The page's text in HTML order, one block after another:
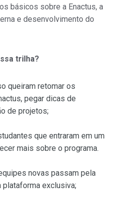
básicos sobre a Enactus, a
e desenvolvimento do
trilha?
queiram retomar os
pegar dicas de
de projetos;
que entraram em um
mais sobre o programa.
novas passam pela
plataforma exclusiva;